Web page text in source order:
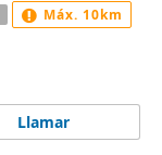
Llamar
Máx. 10km